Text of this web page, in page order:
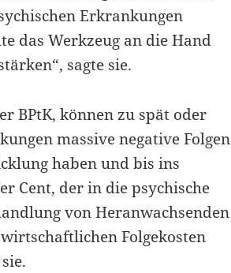
Erkrankungen
das Werkzeug an die Hand
sagte sie.
BPtK, können zu spät oder
massive negative Folgen
haben und bis ins
Cent, der in die psychische
von Heranwachsenden
Folgekosten